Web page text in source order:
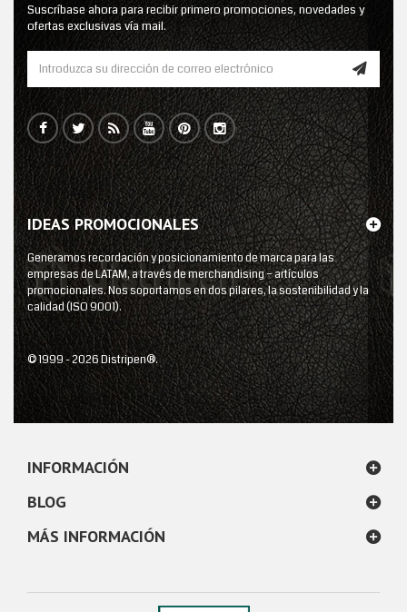
Suscríbase ahora para recibir primero promociones, novedades y
ofertas exclusivas vía mail.
IDEAS PROMOCIONALES
Generamos recordación y posicionamiento de marca para las
empresas de LATAM, a través de merchandising – artículos
promocionales. Nos soportamos en dos pilares, la sostenibilidad y la
calidad (ISO 9001).
© 1999 - 2026 Distripen®.
INFORMACIÓN
BLOG
MÁS INFORMACIÓN